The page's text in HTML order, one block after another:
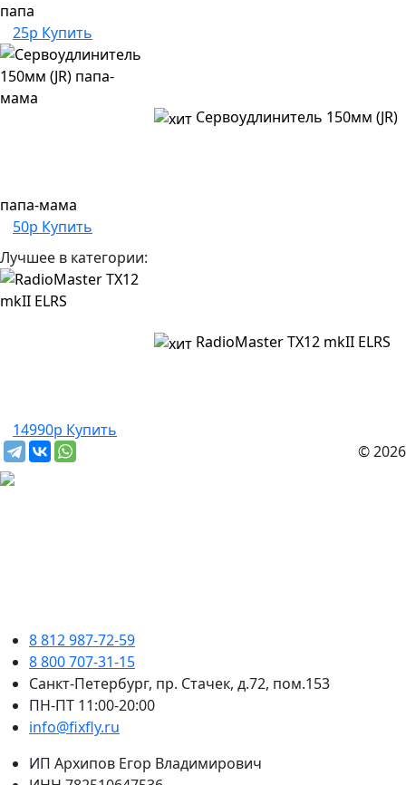
папа
25р Купить
Сервоудлинитель 150мм (JR)
папа-мама
50р Купить
Лучшее в категории:
RadioMaster TX12 mkII ELRS
14990р Купить
© 2026
8 812 987-72-59
8 800 707-31-15
Санкт-Петербург, пр. Стачек, д.72, пом.153
ПН-ПТ 11:00-20:00
info@fixfly.ru
ИП Архипов Егор Владимирович